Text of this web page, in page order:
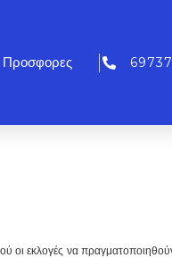
Προσφορες
οι εκλογές να